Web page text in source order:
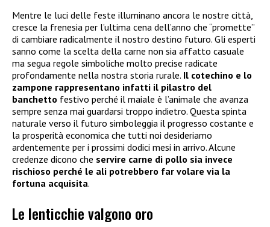
Mentre le luci delle feste illuminano ancora le nostre città,
cresce la frenesia per l’ultima cena dell’anno che “promette”
di cambiare radicalmente il nostro destino futuro. Gli esperti
sanno come la scelta della carne non sia affatto casuale
ma segua regole simboliche molto precise radicate
profondamente nella nostra storia rurale. Il cotechino e lo
zampone rappresentano infatti il pilastro del
banchetto festivo perché il maiale è l’animale che avanza
sempre senza mai guardarsi troppo indietro. Questa spinta
naturale verso il futuro simboleggia il progresso costante e
la prosperità economica che tutti noi desideriamo
ardentemente per i prossimi dodici mesi in arrivo. Alcune
credenze dicono che servire carne di pollo sia invece
rischioso perché le ali potrebbero far volare via la
fortuna acquisita.
Le lenticchie valgono oro